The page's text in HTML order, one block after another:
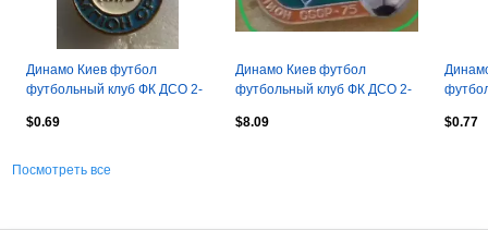
Динамо Киев футбол
футбольный клуб ФК ДСО 2-
$0.69
Динамо Киев футбол
футбольный клуб ФК ДСО 2-
$8.09
$0.77
Посмотреть все